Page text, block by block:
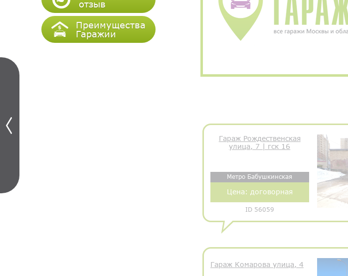
отзыв
Преимущества
Гаражии
Гараж Рождественская
улица, 7 | гск 16
Метро Бабушкинская
Цена: договорная
ID 56059
Гараж Комарова улица, 4